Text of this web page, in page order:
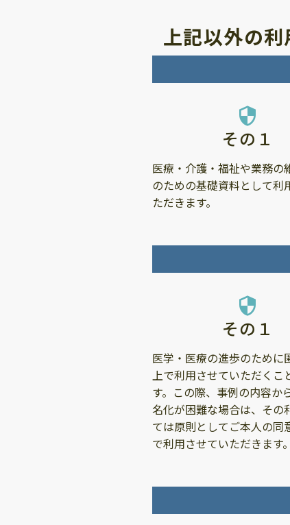
上記以外の利
security
その１
医療・介護・福祉や業務の
のための基礎資料として利
ただきます。
security
その１
医学・医療の進歩のために
上で利用させていただくこ
す。この際、事例の内容か
名化が困難な場合は、その
ては原則としてご本人の同
で利用させていただきます。